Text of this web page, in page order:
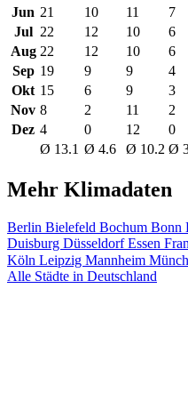
Jun 21 10 11
7
Jul 22 12 10
6
Aug 22 12 10
6
Sep 19 9 9
4
Okt 15 6 9
3
Nov 8 2 11
2
Dez 4 0 12
0
Ø 13.1 Ø 4.6 Ø 10.2 Ø
Mehr Klimadaten
Berlin Bielefeld Bochum Bonn
Duisburg DüsseldorfEssen
Köln Leipzig Mannheim
Alle Städte in Deutschland